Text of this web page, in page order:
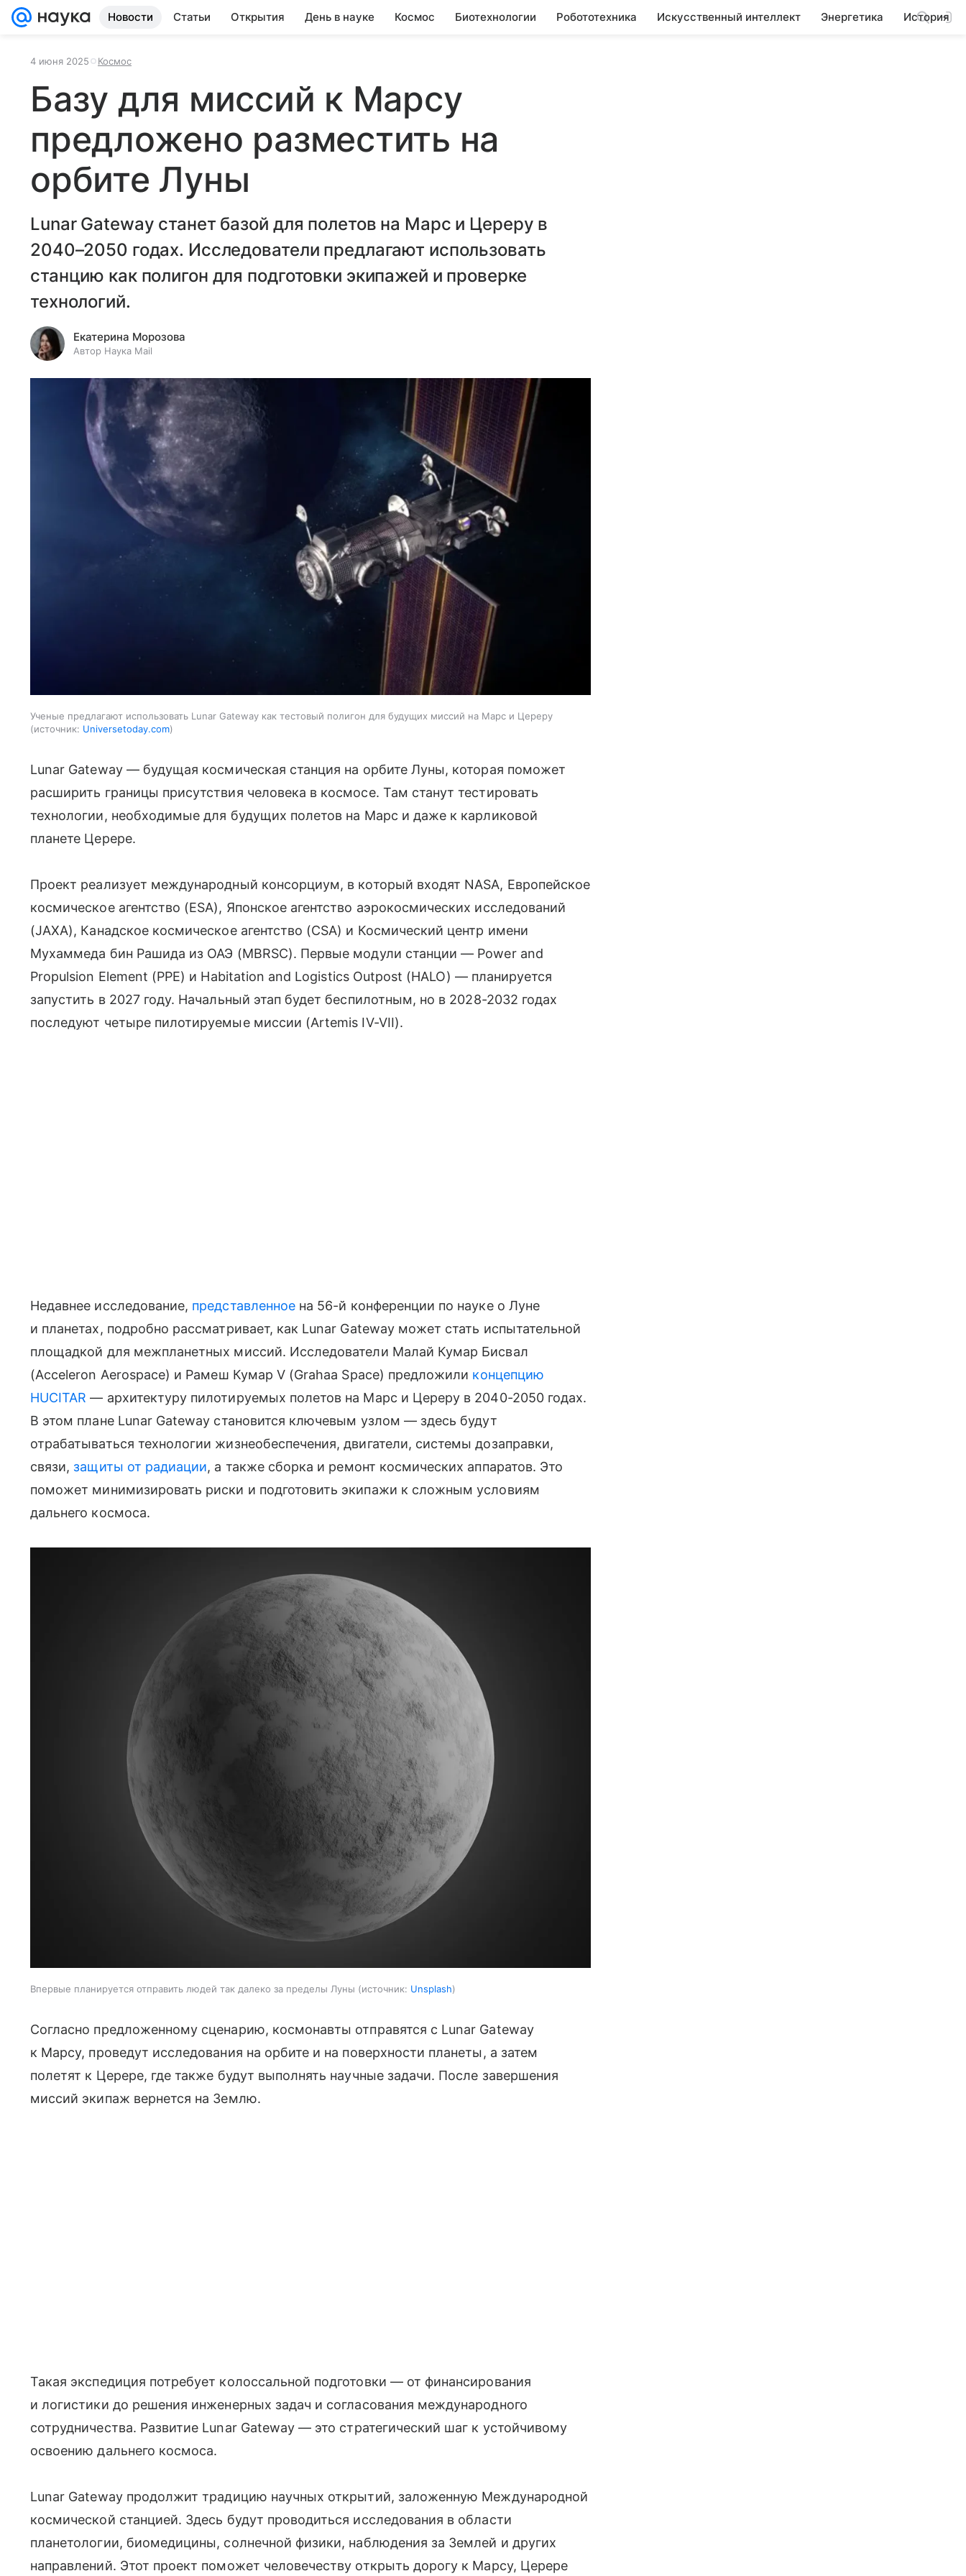
Новости Статьи Открытия День в науке Космос Биотехнологии Робототехника Искусственный интеллект Энергетика История
4 июня 2025 Космос
Базу для миссий к Марсу
предложено разместить на
орбите Луны
Lunar Gateway станет базой для полетов на Марс и Цереру в
2040–2050 годах. Исследователи предлагают использовать
станцию как полигон для подготовки экипажей и проверке
технологий.
Екатерина Морозова
Автор Наука Mail
Ученые предлагают использовать Lunar Gateway как тестовый полигон для будущих миссий на Марс и Цереру
источник: Universetoday.com
Lunar Gateway — будущая космическая станция на орбите Луны, которая поможет
расширить границы присутствия человека в космосе. Там станут тестировать
технологии, необходимые для будущих полетов на Марс и даже к карликовой
планете Церере.
Проект реализует международный консорциум, в который входят NASA, Европейское
космическое агентство (ESA), Японское агентство аэрокосмических исследований
(JAXA), Канадское космическое агентство (CSA) и Космический центр имени
Мухаммеда бин Рашида из ОАЭ (MBRSC). Первые модули станции — Power and
Propulsion Element (PPE) и Habitation and Logistics Outpost (HALO) — планируется
запустить в 2027 году. Начальный этап будет беспилотным, но в 2028-2032 годах
последуют четыре пилотируемые миссии (Artemis IV-VII).
Недавнее исследование, представленное на 56-й конференции по науке о Луне
и планетах, подробно рассматривает, как Lunar Gateway может стать испытательной
площадкой для межпланетных миссий. Исследователи Малай Кумар Бисвал
(Acceleron Aerospace) и Рамеш Кумар V (Grahaa Space) предложили концепцию
HUCITAR — архитектуру пилотируемых полетов на Марс и Цереру в 2040-2050 годах.
В этом плане Lunar Gateway становится ключевым узлом — здесь будут
отрабатываться технологии жизнеобеспечения, двигатели, системы дозаправки,
связи, защиты от радиации, а также сборка и ремонт космических аппаратов. Это
поможет минимизировать риски и подготовить экипажи к сложным условиям
дальнего космоса.
Впервые планируется отправить людей так далеко за пределы Луны источник: Unsplash
Согласно предложенному сценарию, космонавты отправятся с Lunar Gateway
к Марсу, проведут исследования на орбите и на поверхности планеты, а затем
полетят к Церере, где также будут выполнять научные задачи. После завершения
миссий экипаж вернется на Землю.
Такая экспедиция потребует колоссальной подготовки — от финансирования
и логистики до решения инженерных задач и согласования международного
сотрудничества. Развитие Lunar Gateway — это стратегический шаг к устойчивому
освоению дальнего космоса.
Lunar Gateway продолжит традицию научных открытий, заложенную Международной
космической станцией. Здесь будут проводиться исследования в области
планетологии, биомедицины, солнечной физики, наблюдения за Землей и других
направлений. Этот проект поможет человечеству открыть дорогу к Марсу, Церере